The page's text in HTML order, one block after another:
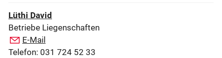
Lüthi David
Betriebe Liegenschaften
E-Mail
Telefon: 031 724 52 33